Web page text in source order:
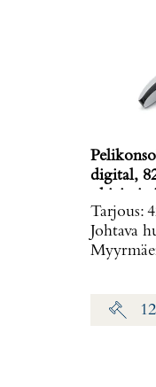
digital,
2016,
Tarjous:
Johtava